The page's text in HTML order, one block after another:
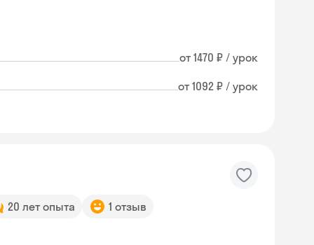
от 1470 ₽ / урок
от 1092 ₽ / урок
20 лет опыта 1 отзыв